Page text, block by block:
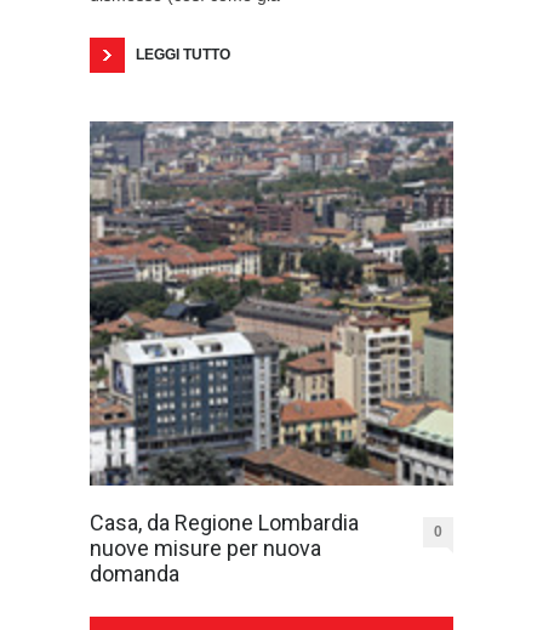
LEGGI TUTTO
Casa, da Regione Lombardia
nuove misure per nuova
domanda
0